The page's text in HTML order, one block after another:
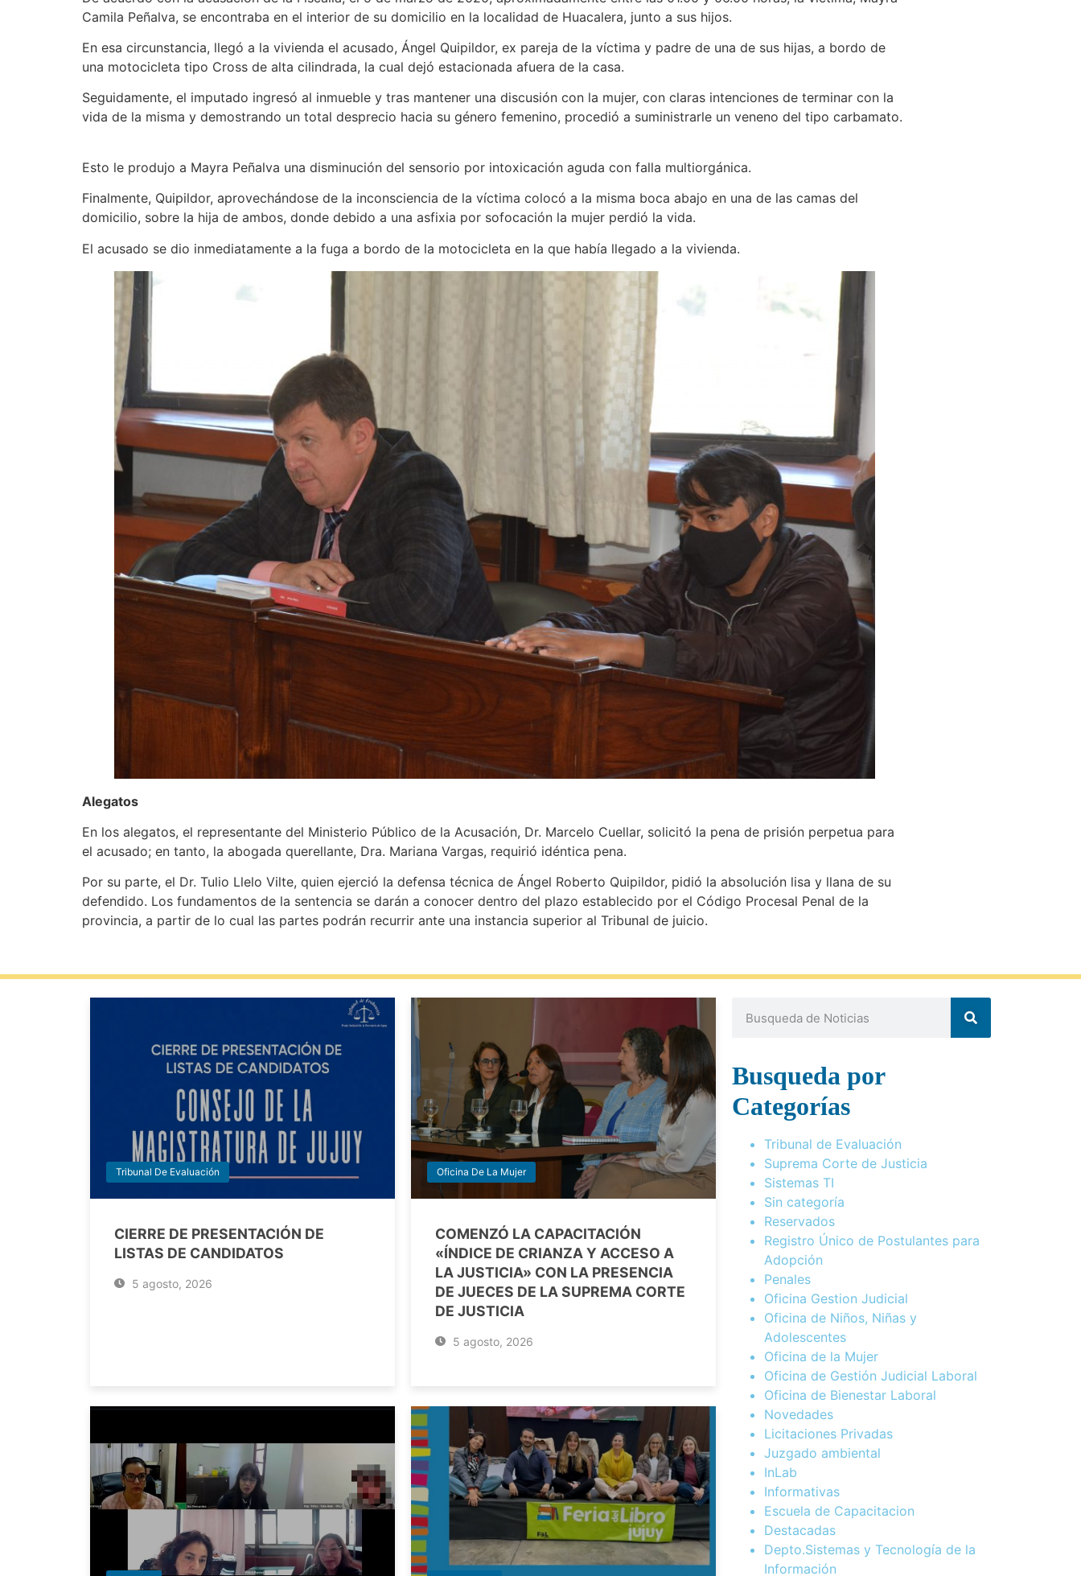
Camila Peñalva, se encontraba en el interior de su domicilio en la localidad de Huacalera, junto a sus hijos.
En esa circunstancia, llegó a la vivienda el acusado, Ángel Quipildor, ex pareja de la víctima y padre de una de sus hijas, a bordo de
una motocicleta tipo Cross de alta cilindrada, la cual dejó estacionada afuera de la casa.
Seguidamente, el imputado ingresó al inmueble y tras mantener una discusión con la mujer, con claras intenciones de terminar con la
vida de la misma y demostrando un total desprecio hacia su género femenino, procedió a suministrarle un veneno del tipo carbamato.
Esto le produjo a Mayra Peñalva una disminución del sensorio por intoxicación aguda con falla multiorgánica.
Finalmente, Quipildor, aprovechándose de la inconsciencia de la víctima colocó a la misma boca abajo en una de las camas del
domicilio, sobre la hija de ambos, donde debido a una asfixia por sofocación la mujer perdió la vida.
El acusado se dio inmediatamente a la fuga a bordo de la motocicleta en la que había llegado a la vivienda.
Alegatos
En los alegatos, el representante del Ministerio Público de la Acusación, Dr. Marcelo Cuellar, solicitó la pena de prisión perpetua para
el acusado; en tanto, la abogada querellante, Dra. Mariana Vargas, requirió idéntica pena.
Por su parte, el Dr. Tulio Llelo Vilte, quien ejerció la defensa técnica de Ángel Roberto Quipildor, pidió la absolución lisa y llana de su
defendido. Los fundamentos de la sentencia se darán a conocer dentro del plazo establecido por el Código Procesal Penal de la
provincia, a partir de lo cual las partes podrán recurrir ante una instancia superior al Tribunal de juicio.
Tribunal De Evaluación
CIERRE DE PRESENTACIÓN DE
LISTAS DE CANDIDATOS
5 agosto, 2026
Oficina De La Mujer
COMENZÓ LA CAPACITACIÓN
«ÍNDICE DE CRIANZA Y ACCESO A
LA JUSTICIA» CON LA PRESENCIA
DE JUECES DE LA SUPREMA CORTE
DE JUSTICIA
5 agosto, 2026
Busqueda por
Categorías
Tribunal de Evaluación
Suprema Corte de Justicia
Sistemas TI
Sin categoría
Reservados
Registro Único de Postulantes para
Adopción
Penales
Oficina Gestion Judicial
Oficina de Niños, Niñas y
Adolescentes
Oficina de la Mujer
Oficina de Gestión Judicial Laboral
Oficina de Bienestar Laboral
Novedades
Licitaciones Privadas
Juzgado ambiental
InLab
Informativas
Escuela de Capacitacion
Destacadas
Depto.Sistemas y Tecnología de la
Información